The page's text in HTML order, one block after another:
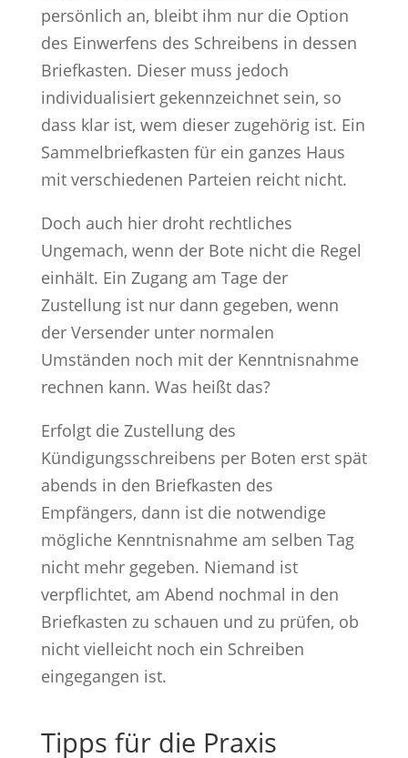
persönlich an, bleibt ihm nur die Option
des Einwerfens des Schreibens in dessen
Briefkasten. Dieser muss jedoch
individualisiert gekennzeichnet sein, so
dass klar ist, wem dieser zugehörig ist. Ein
Sammelbriefkasten für ein ganzes Haus
mit verschiedenen Parteien reicht nicht.
Doch auch hier droht rechtliches
Ungemach, wenn der Bote nicht die Regel
einhält. Ein Zugang am Tage der
Zustellung ist nur dann gegeben, wenn
der Versender unter normalen
Umständen noch mit der Kenntnisnahme
rechnen kann. Was heißt das?
Erfolgt die Zustellung des
Kündigungsschreibens per Boten erst spät
abends in den Briefkasten des
Empfängers, dann ist die notwendige
mögliche Kenntnisnahme am selben Tag
nicht mehr gegeben. Niemand ist
verpflichtet, am Abend nochmal in den
Briefkasten zu schauen und zu prüfen, ob
nicht vielleicht noch ein Schreiben
eingegangen ist.
Tipps für die Praxis